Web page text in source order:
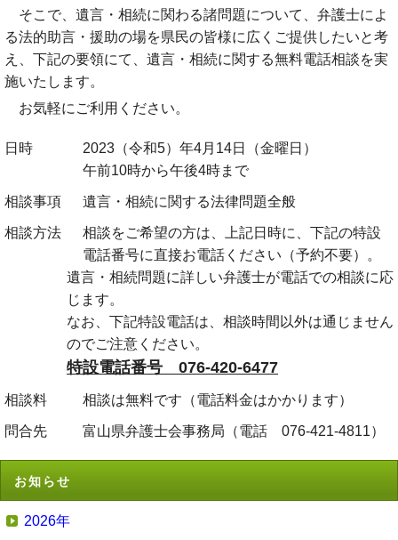
そこで、遺言・相続に関わる諸問題について、弁護士によ
る法的助言・援助の場を県民の皆様に広くご提供したいと考
え、下記の要領にて、遺言・相続に関する無料電話相談を実
施いたします。
お気軽にご利用ください。
日時
2023（令和5）年4月14日（金曜日）
午前10時から午後4時まで
相談事項 遺言・相続に関する法律問題全般
相談方法
相談をご希望の方は、上記日時に、下記の特設
電話番号に直接お電話ください（予約不要）。
遺言・相続問題に詳しい弁護士が電話での相談に応
じます。
なお、下記特設電話は、相談時間以外は通じません
のでご注意ください。
特設電話番号 076-420-6477
相談料 相談は無料です（電話料金はかかります）
問合先 富山県弁護士会事務局（電話 076-421-4811）
お知らせ
2026年